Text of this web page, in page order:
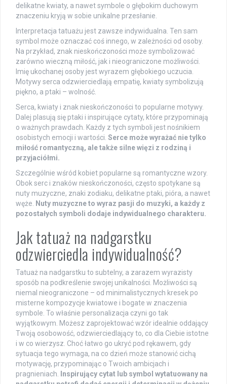
delikatne kwiaty, a nawet symbole o głębokim duchowym
znaczeniu kryją w sobie unikalne przesłanie.
Interpretacja tatuażu jest zawsze indywidualna. Ten sam
symbol może oznaczać coś innego, w zależności od osoby.
Na przykład, znak nieskończoności może symbolizować
zarówno wieczną miłość, jak i nieograniczone możliwości.
Imię ukochanej osoby jest wyrazem głębokiego uczucia.
Motywy serca odzwierciedlają empatię, kwiaty symbolizują
piękno, a ptaki – wolność.
Serca, kwiaty i znak nieskończoności to popularne motywy.
Dalej plasują się ptaki i inspirujące cytaty, które przypominają
o ważnych prawdach. Każdy z tych symboli jest nośnikiem
osobistych emocji i wartości. Serce może wyrażać nie tylko
miłość romantyczną, ale także silne więzi z rodziną i
przyjaciółmi.
Szczególnie wśród kobiet popularne są romantyczne wzory.
Obok serc i znaków nieskończoności, często spotykane są
nuty muzyczne, znaki zodiaku, delikatne ptaki, pióra, a nawet
węże. Nuty muzyczne to wyraz pasji do muzyki, a każdy z
pozostałych symboli dodaje indywidualnego charakteru.
Jak tatuaż na nadgarstku
odzwierciedla indywidualność?
Tatuaż na nadgarstku to subtelny, a zarazem wyrazisty
sposób na podkreślenie swojej unikalności. Możliwości są
niemal nieograniczone – od minimalistycznych kresek po
misterne kompozycje kwiatowe i bogate w znaczenia
symbole. To właśnie personalizacja czyni go tak
wyjątkowym. Możesz zaprojektować wzór idealnie oddający
Twoją osobowość, odzwierciedlający to, co dla Ciebie istotne
i w co wierzysz. Choć łatwo go ukryć pod rękawem, gdy
sytuacja tego wymaga, na co dzień może stanowić cichą
motywację, przypominając o Twoich ambicjach i
pragnieniach. Inspirujący cytat lub symbol wytatuowany na